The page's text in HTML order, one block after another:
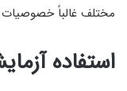
مختلف غالباً خصوصیات
استفاده